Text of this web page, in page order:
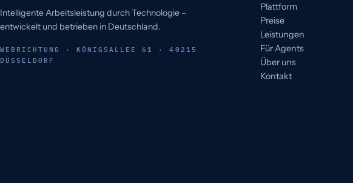
Intelligente Arbeitsleistung durch Technologie –
entwickelt und betrieben in Deutschland.
WEBRICHTUNG · KÖNIGSALLEE 61 · 40215
DÜSSELDORF
Plattform
Preise
Leistungen
Für Agents
Über uns
Kontakt